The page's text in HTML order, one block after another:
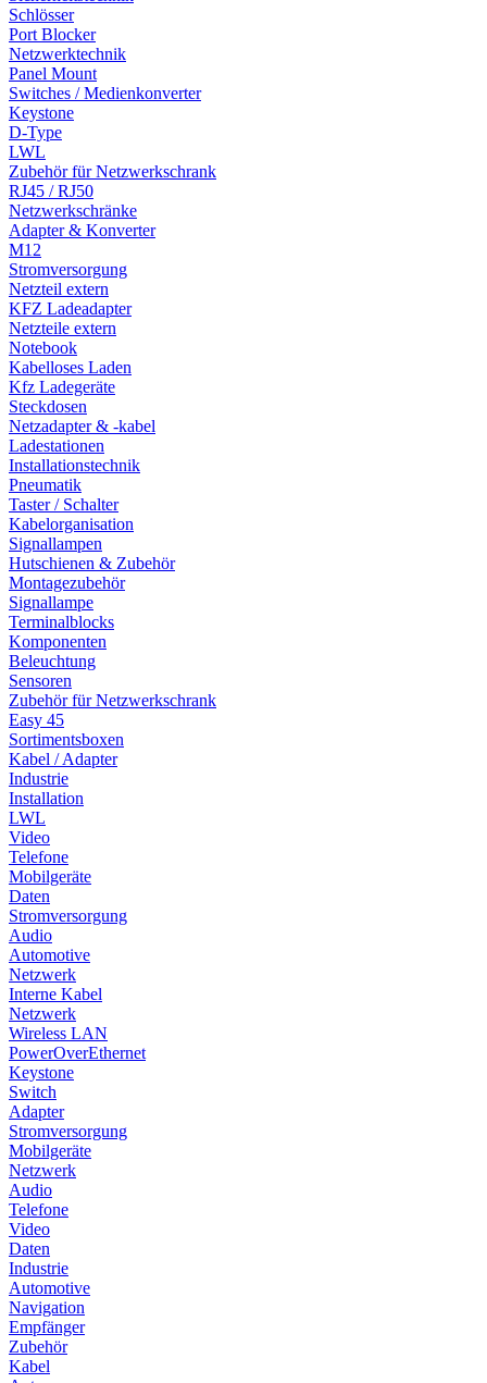
Schlösser
Port Blocker
Netzwerktechnik
Panel Mount
Switches / Medienkonverter
Keystone
D-Type
LWL
Zubehör für Netzwerkschrank
RJ45 / RJ50
Netzwerkschränke
Adapter & Konverter
M12
Stromversorgung
Netzteil extern
KFZ Ladeadapter
Netzteile extern
Notebook
Kabelloses Laden
Kfz Ladegeräte
Steckdosen
Netzadapter & -kabel
Ladestationen
Installationstechnik
Pneumatik
Taster / Schalter
Kabelorganisation
Signallampen
Hutschienen & Zubehör
Montagezubehör
Signallampe
Terminalblocks
Komponenten
Beleuchtung
Sensoren
Zubehör für Netzwerkschrank
Easy 45
Sortimentsboxen
Kabel / Adapter
Industrie
Installation
LWL
Video
Telefone
Mobilgeräte
Daten
Stromversorgung
Audio
Automotive
Netzwerk
Interne Kabel
Netzwerk
Wireless LAN
PowerOverEthernet
Keystone
Switch
Adapter
Stromversorgung
Mobilgeräte
Netzwerk
Audio
Telefone
Video
Daten
Industrie
Automotive
Navigation
Empfänger
Zubehör
Kabel